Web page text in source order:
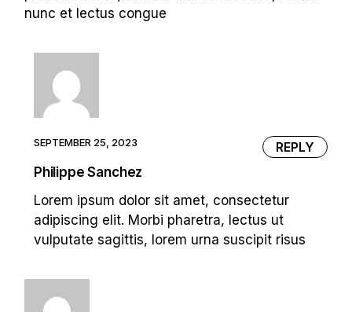
nunc et lectus congue
SEPTEMBER 25, 2023
REPLY
Philippe Sanchez
Lorem ipsum dolor sit amet, consectetur
adipiscing elit. Morbi pharetra, lectus ut
vulputate sagittis, lorem urna suscipit risus